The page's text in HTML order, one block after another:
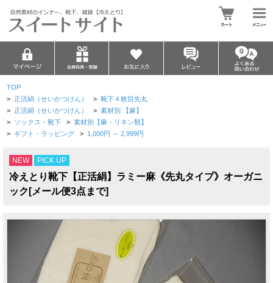
TOP
> 正活絹（せいかつけん） > 靴下４枚目先丸
> 正活絹（せいかつけん） > 素材別 【麻】
> ソックス・靴下 > 素材別【麻・リネン類】
> ギフト・ラッピング > 1,000円 ～ 2,999円
NEW PICK UP
冷えとり靴下【正活絹】ラミー麻《先丸タイプ》オーガニ
ック[メール便3点まで]